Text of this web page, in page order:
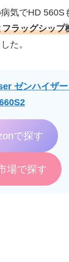
気でHD 560S
ラッグシップ
た。
ゼンハイザ
で探す
場で探す